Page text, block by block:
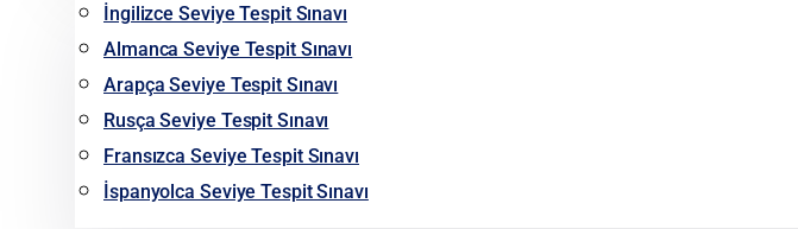
İngilizce Seviye Tespit Sınavı
Almanca Seviye Tespit Sınavı
Arapça Seviye Tespit Sınavı
Rusça Seviye Tespit Sınavı
Fransızca Seviye Tespit Sınavı
İspanyolca Seviye Tespit Sınavı